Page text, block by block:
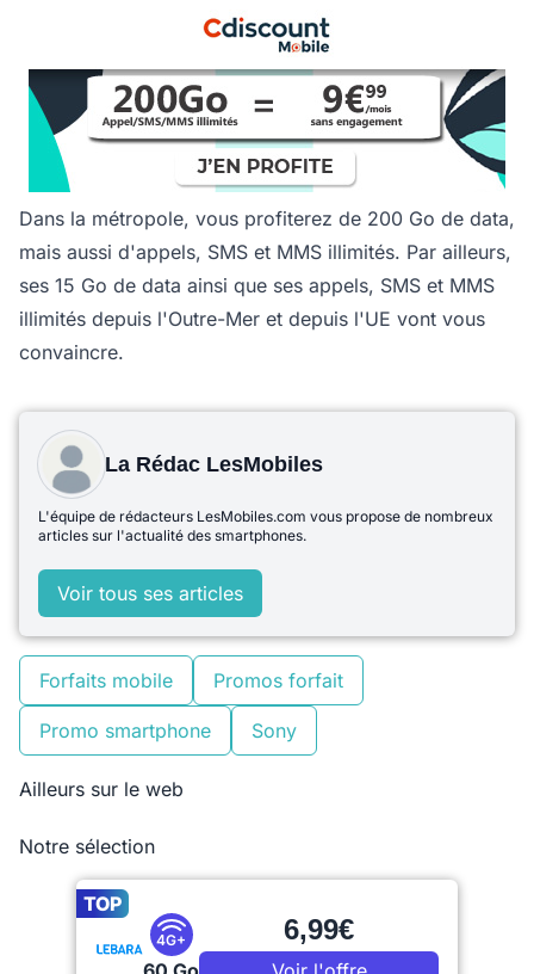
Dans la métropole, vous profiterez de 200 Go de data,
mais aussi d'appels, SMS et MMS illimités. Par ailleurs,
ses 15 Go de data ainsi que ses appels, SMS et MMS
illimités depuis l'Outre-Mer et depuis l'UE vont vous
convaincre.
La Rédac LesMobiles
L'équipe de rédacteurs LesMobiles.com vous propose de nombreux
articles sur l'actualité des smartphones.
Voir tous ses articles
Forfaits mobile Promos forfait
Promo smartphone Sony
Ailleurs sur le web
Notre sélection
TOP
4G+ 6,99€